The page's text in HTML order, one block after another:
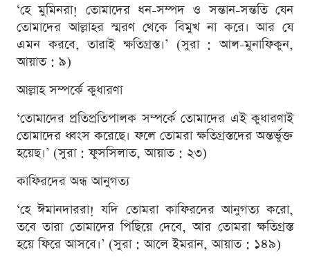
‘হে মুমিনরা! তোমাদের ধন-সম্পদ ও সন্তান-সন্ততি যেন
তোমাদের আল্লাহর স্মরণ থেকে বিমুখ না করে। আর যে
এমন করবে, তারাই ক্ষতিগ্রস্ত।’ (সুরা : আল-মুনাফিকুন,
আয়াত : ৯)
আল্লাহ সম্পর্কে কুধারণা
‘তোমাদের প্রতিপ্রতিপালক সম্পর্কে তোমাদের এই কুধারণাই
তোমাদের ধ্বংস করেছে। ফলে তোমরা ক্ষতিগ্রস্তদের অন্তর্ভুক্ত
হয়েছ।’ (সুরা : ফুসসিলাত, আয়াত : ২৩)
কাফিরদের অন্ধ আনুগত্য
‘হে ঈমানদাররা! যদি তোমরা কাফিরদের আনুগত্য করো,
তবে তারা তোমাদের পিছিয়ে দেবে, আর তোমরা ক্ষতিগ্রস্ত
হয়ে ফিরে আসবে।’ (সুরা : আলে ইমরান, আয়াত : ১৪৯)